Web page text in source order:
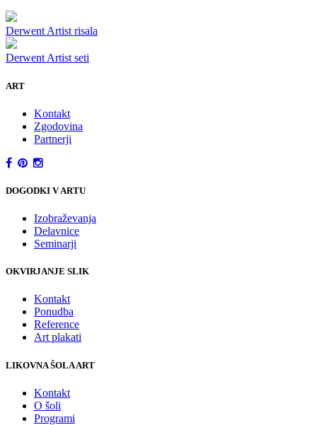
Derwent Artist risala
Derwent Artist seti
ART
Kontakt
Zgodovina
Partnerji
DOGODKI V ARTU
Izobraževanja
Delavnice
Seminarji
OKVIRJANJE SLIK
Kontakt
Ponudba
Reference
Art plakati
LIKOVNA ŠOLA ART
Kontakt
O šoli
Programi